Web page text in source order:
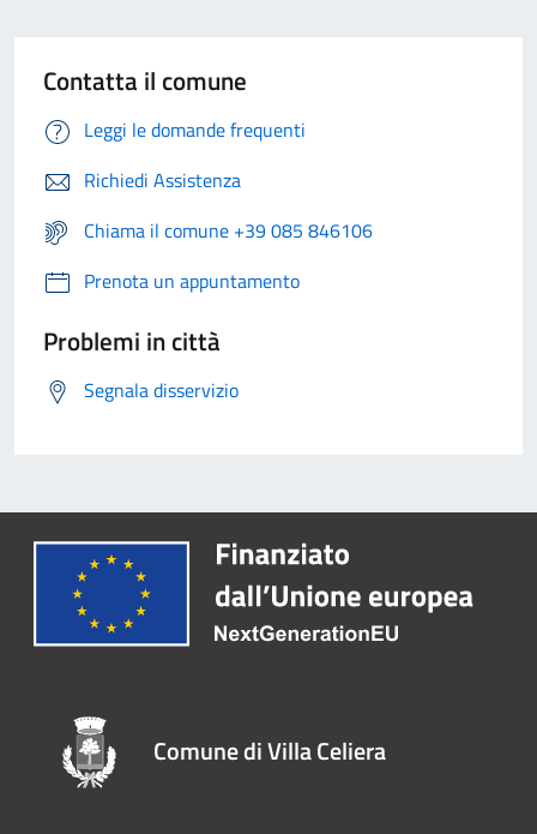
Contatta il comune
Leggi le domande frequenti
Richiedi Assistenza
Chiama il comune +39 085 846106
Prenota un appuntamento
Problemi in città
Segnala disservizio
Comune di Villa Celiera